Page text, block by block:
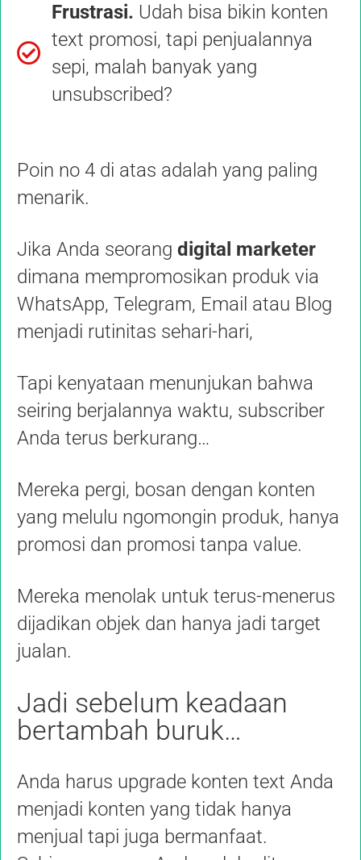
Frustrasi. Udah bisa bikin konten
text promosi, tapi penjualannya
sepi, malah banyak yang
unsubscribed?
Poin no 4 di atas adalah yang paling
menarik.
Jika Anda seorang digital marketer
dimana mempromosikan produk via
WhatsApp, Telegram, Email atau Blog
menjadi rutinitas sehari-hari,
Tapi kenyataan menunjukan bahwa
seiring berjalannya waktu, subscriber
Anda terus berkurang…
Mereka pergi, bosan dengan konten
yang melulu ngomongin produk, hanya
promosi dan promosi tanpa value.
Mereka menolak untuk terus-menerus
dijadikan objek dan hanya jadi target
jualan.
Jadi sebelum keadaan
bertambah buruk…
Anda harus upgrade konten text Anda
menjadi konten yang tidak hanya
menjual tapi juga bermanfaat.